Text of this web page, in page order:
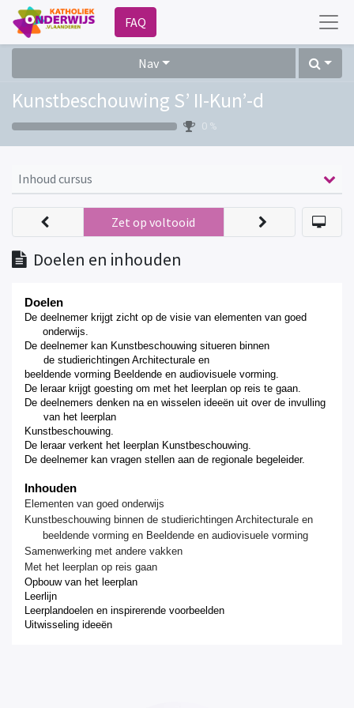
FAQ
Nav
Kunstbeschouwing S’ II-Kun’-d
0 %
Inhoud cursus
Doelen en inhouden
Zet op voltooid
Doelen
De deelnemer krijgt zicht op de visie van elementen van goed
onderwijs.
De deelnemer kan Kunstbeschouwing situeren binnen
de studierichtingen Architecturale en
beeldende vorming Beeldende en audiovisuele vorming.
De leraar krijgt goesting om met het leerplan op reis te gaan.
De deelnemers denken na en wisselen ideeën uit over de invulling
van het leerplan
Kunstbeschouwing.
De leraar verkent het leerplan Kunstbeschouwing.
De deelnemer kan vragen stellen aan de regionale begeleider.
Inhouden
Elementen van goed onderwijs
Kunstbeschouwing binnen de studierichtingen Architecturale en
beeldende vorming en Beeldende en audiovisuele vorming
Samenwerking met andere vakken
Met het leerplan op reis gaan
Opbouw van het leerplan
Leerlijn
Leerplandoelen en inspirerende voorbeelden
Uitwisseling ideeën